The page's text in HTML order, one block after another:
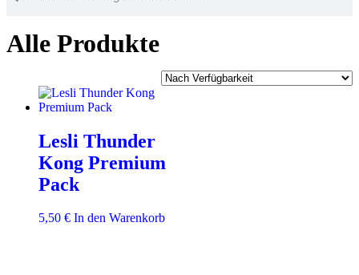
Alle Produkte
Lesli Thunder
Kong Premium
Pack
5,50 € In den Warenkorb